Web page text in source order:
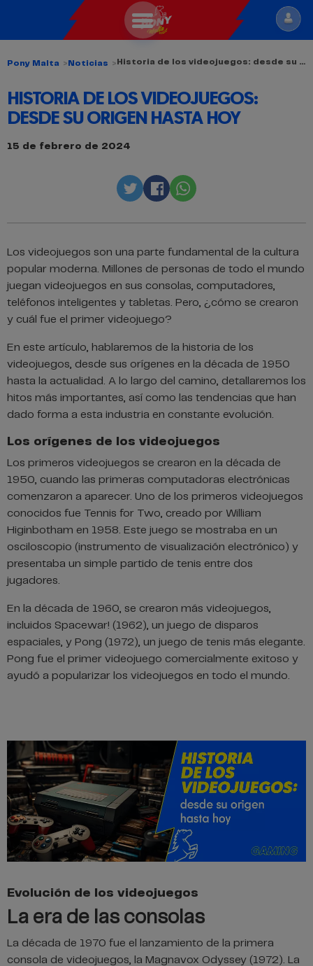
MALTAS
Pony Malta Noticias Historia de los videojuegos: desde su origen hasta hoy
HISTORIA DE LOS VIDEOJUEGOS:
DESDE SU ORIGEN HASTA HOY
15 de febrero de 2024
TwitterFacebookWhatsapp
Los videojuegos son una parte fundamental de la cultura
popular moderna. Millones de personas de todo el mundo
juegan videojuegos en sus consolas, computadores,
teléfonos inteligentes y tabletas. Pero, ¿cómo se crearon
y cuál fue el primer videojuego?
En este artículo, hablaremos de la historia de los
videojuegos, desde sus orígenes en la década de 1950
hasta la actualidad. A lo largo del camino, detallaremos los
hitos más importantes, así como las tendencias que han
dado forma a esta industria en constante evolución.
Los orígenes de los videojuegos
Los primeros videojuegos se crearon en la década de
1950, cuando las primeras computadoras electrónicas
comenzaron a aparecer. Uno de los primeros videojuegos
conocidos fue Tennis for Two, creado por William
Higinbotham en 1958. Este juego se mostraba en un
osciloscopio (instrumento de visualización electrónico) y
presentaba un simple partido de tenis entre dos
jugadores.
En la década de 1960, se crearon más videojuegos,
incluidos Spacewar! (1962), un juego de disparos
espaciales, y Pong (1972), un juego de tenis más elegante.
Pong fue el primer videojuego comercialmente exitoso y
ayudó a popularizar los videojuegos en todo el mundo.
Evolución de los videojuegos
La era de las consolas
La década de 1970 fue el lanzamiento de la primera
consola de videojuegos, la Magnavox Odyssey (1972). La